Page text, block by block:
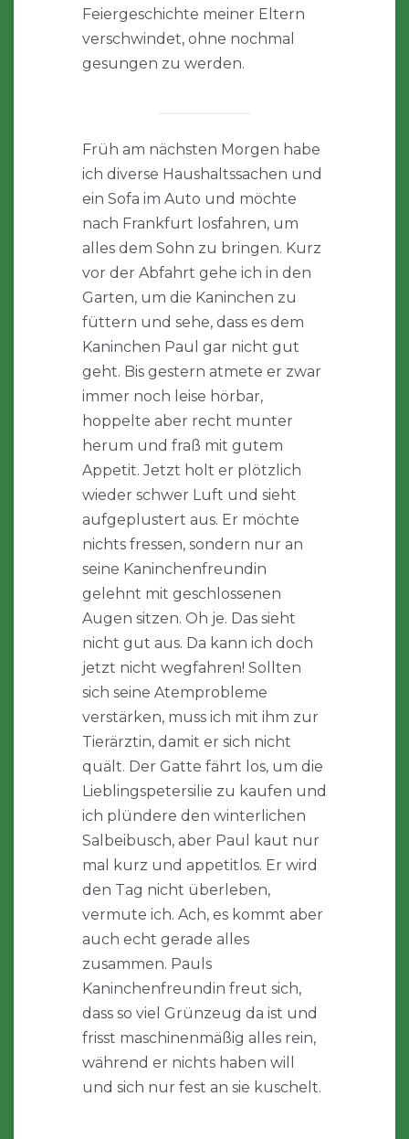
Feiergeschichte meiner Eltern
verschwindet, ohne nochmal
gesungen zu werden.
Früh am nächsten Morgen habe
ich diverse Haushaltssachen und
ein Sofa im Auto und möchte
nach Frankfurt losfahren, um
alles dem Sohn zu bringen. Kurz
vor der Abfahrt gehe ich in den
Garten, um die Kaninchen zu
füttern und sehe, dass es dem
Kaninchen Paul gar nicht gut
geht. Bis gestern atmete er zwar
immer noch leise hörbar,
hoppelte aber recht munter
herum und fraß mit gutem
Appetit. Jetzt holt er plötzlich
wieder schwer Luft und sieht
aufgeplustert aus. Er möchte
nichts fressen, sondern nur an
seine Kaninchenfreundin
gelehnt mit geschlossenen
Augen sitzen. Oh je. Das sieht
nicht gut aus. Da kann ich doch
jetzt nicht wegfahren! Sollten
sich seine Atemprobleme
verstärken, muss ich mit ihm zur
Tierärztin, damit er sich nicht
quält. Der Gatte fährt los, um die
Lieblingspetersilie zu kaufen und
ich plündere den winterlichen
Salbeibusch, aber Paul kaut nur
mal kurz und appetitlos. Er wird
den Tag nicht überleben,
vermute ich. Ach, es kommt aber
auch echt gerade alles
zusammen. Pauls
Kaninchenfreundin freut sich,
dass so viel Grünzeug da ist und
frisst maschinenmäßig alles rein,
während er nichts haben will
und sich nur fest an sie kuschelt.